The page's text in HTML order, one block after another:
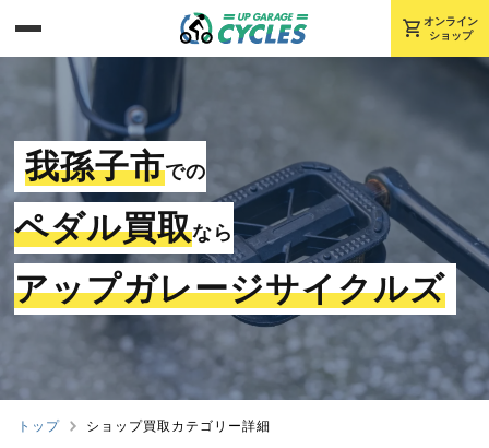
shopping_cart オンライン
ショップ
我孫子市での
ペダル買取なら
アップガレージサイクルズ
トップ ショップ買取カテゴリー詳細